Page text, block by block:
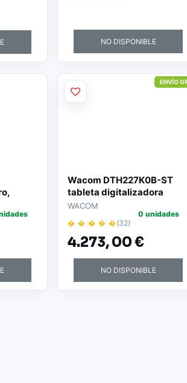
NO DISPONIBLE
USB
Wacom DTH227K0B-ST
tableta digitalizadora
Negro 476 x 268 mm USB
WACOM
� � � � �(32)
4.273,00 €
0 unidades
NO DISPONIBLE
ENVÍO